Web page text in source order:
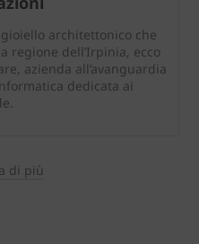
architettonico che
regione dell’Irpinia, ecco
azienda all’avanguardia
dedicata ai
di più